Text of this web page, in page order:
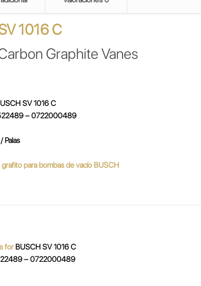
1016 C
Graphite Vanes
SV 1016 C
– 0722000489
Palas
grafito para bombas de vacío BUSCH
for BUSCH SV 1016 C
– 0722000489